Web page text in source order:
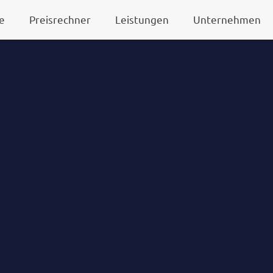
Preisrechner Leistungen Unternehmen